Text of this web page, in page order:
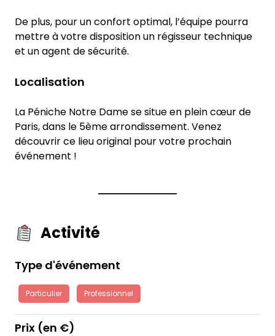
De plus, pour un confort optimal, l’équipe pourra
mettre à votre disposition un régisseur technique
et un agent de sécurité.
Localisation
La Péniche Notre Dame se situe en plein cœur de
Paris, dans le 5ème arrondissement. Venez
découvrir ce lieu original pour votre prochain
événement !
Activité
Type d'événement
Particulier Professionnel
Prix (en €)